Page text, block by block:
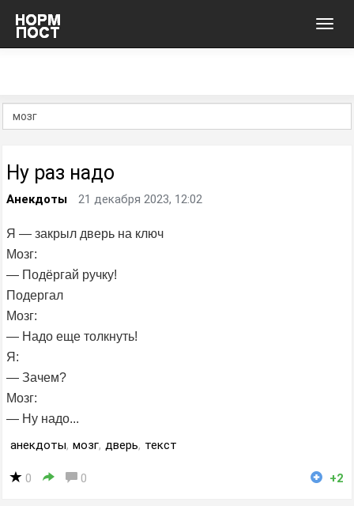
Ну раз надо
Анекдоты 21 декабря 2023, 12:02
Я — закрыл дверь на ключ
Мозг:
— Подёргай ручку!
Подергал
Мозг:
— Надо еще толкнуть!
Я:
— Зачем?
Мозг:
— Ну надо...
анекдоты, мозг, дверь, текст
0 0 +2